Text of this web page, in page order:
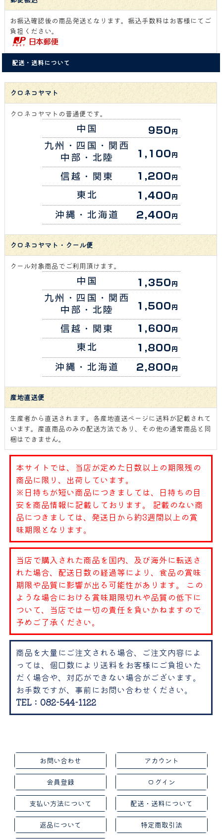
お振込確認後の商品発送となります。振込手数料はお客様にてご
負担ください。
配送・送料について
クロネコヤマト
クロネコヤマトの普通便です。
クロネコヤマト・クール便
クール対象商品でご利用頂けます。
産地直送便
生産者から直送されます。各産地直送ページに送料が記載されて
います。産直商品のみの配送方法であり、その他の通常商品と同
梱はできません。
本サイトでは、当店が定めた日数以上の期限残の
商品に限り、出荷しています。
※日持ちが短い商品につきましては、日持ちの目
安を商品情報に記載しております。 記載のない商
品につきましては、発送日から約3週間以上の賞
味期限となります。
当店で購入された商品を国内、及び海外に転送さ
れた場合、配送日数の経過等により、食品の賞味
期限や品質に影響が出る可能性があります。 この
ような場合における賞味期限切れや品質の低下に
ついて、当店では一切の責任を負いかねますので
予めご了承ください。
商品を大量にご注文される場合、ご注文内容によ
っては、個口数により送料をお客様にご負担いた
だく場合や、対応ができない場合がございます。
お手数ですが、事前にお問い合わせください。
TEL：082-544-1122
お問い合わせ アカウント
会員登録 ログイン
支払い方法について 配送・送料について
返品について 特定商取引法